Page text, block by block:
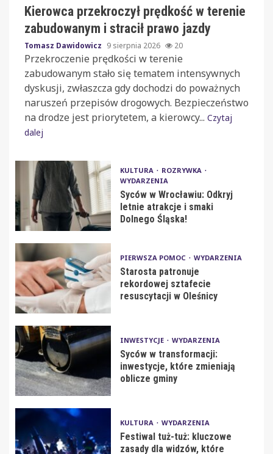
Kierowca przekroczył prędkość w terenie
zabudowanym i stracił prawo jazdy
Tomasz Dawidowicz 9 sierpnia 2026 20
Przekroczenie prędkości w terenie
zabudowanym stało się tematem intensywnych
dyskusji, zwłaszcza gdy dochodzi do poważnych
naruszeń przepisów drogowych. Bezpieczeństwo
na drodze jest priorytetem, a kierowcy... Czytaj
dalej
KULTURA
ROZRYWKA
WYDARZENIA
Syców w Wrocławiu: Odkryj
letnie atrakcje i smaki
Dolnego Śląska!
PIERWSZA POMOC WYDARZENIA
Starosta patronuje
rekordowej sztafecie
resuscytacji w Oleśnicy
INWESTYCJE WYDARZENIA
Syców w transformacji:
inwestycje, które zmieniają
oblicze gminy
KULTURA WYDARZENIA
Festiwal tuż-tuż: kluczowe
zasady dla widzów, które